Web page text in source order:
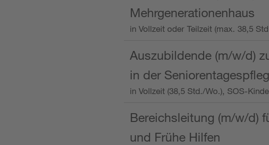
Mehrgenerationenhaus
in Vollzeit oder Teilzeit (max. 38,5
Auszubildende (m/w/d)
in der
in Vollzeit (38,5 Std./Wo.), SOS-
Bereichsleitung (m/w/d)
und Frühe Hilfen